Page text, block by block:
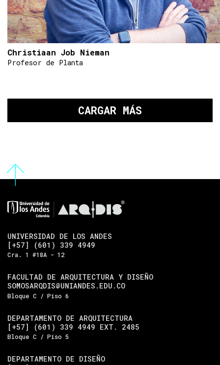
Christiaan Job Nieman
Profesor de Planta
CARGAR MÁS
UNIVERSIDAD DE LOS ANDES
[+57] (601) 339 4949
Cra. 1 #18A - 12
FACULTAD DE ARQUITECTURA Y DISEÑO
SOMOSARQDIS@UNIANDES.EDU.CO
Bloque C / Piso 6
DEPARTAMENTO DE ARQUITECTURA
[+57] (601) 339 4949 EXT. 2485
Bloque C / Piso 5
DEPARTAMENTO DE DISEÑO